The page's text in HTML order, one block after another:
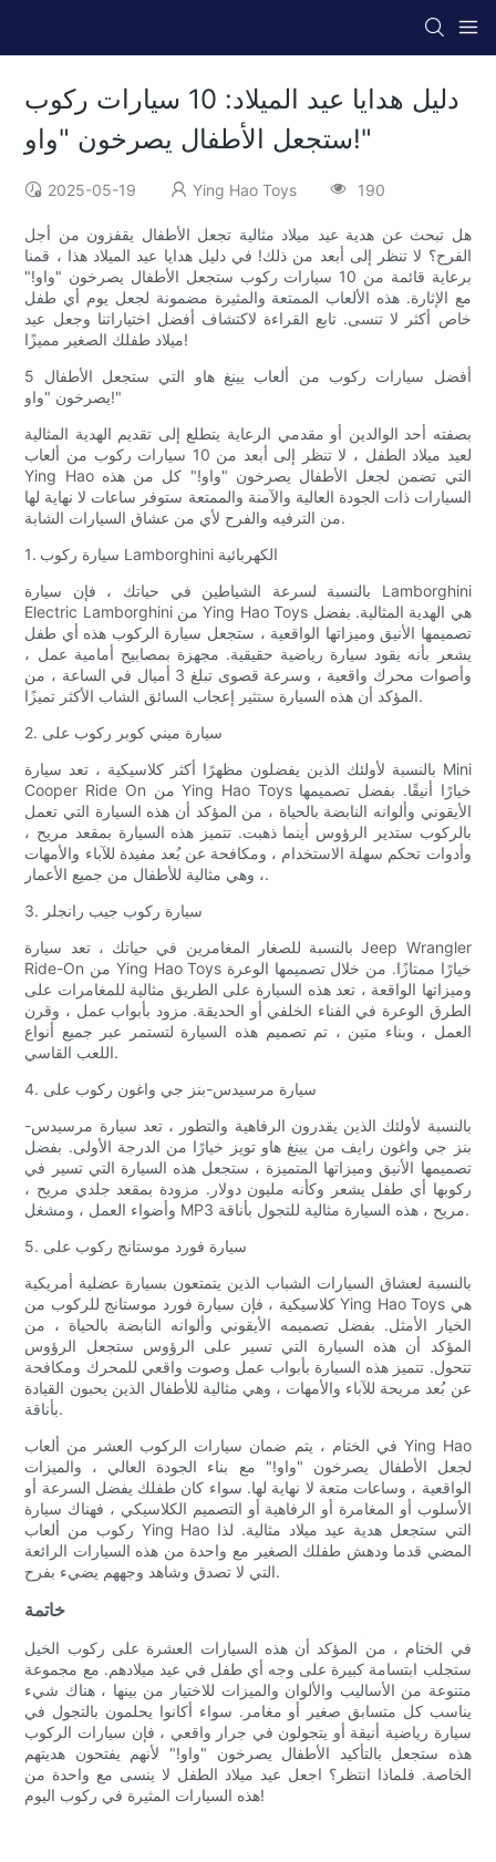
دليل هدايا عيد الميلاد: 10 سيارات ركوب
ستجعل الأطفال يصرخون "واو!"
2025-05-19 Ying Hao Toys 190
هل تبحث عن هدية عيد ميلاد مثالية تجعل الأطفال يقفزون من أجل
الفرح؟ لا تنظر إلى أبعد من ذلك! في دليل هدايا عيد الميلاد هذا ، قمنا
برعاية قائمة من 10 سيارات ركوب ستجعل الأطفال يصرخون "واو!"
مع الإثارة. هذه الألعاب الممتعة والمثيرة مضمونة لجعل يوم أي طفل
خاص أكثر لا تنسى. تابع القراءة لاكتشاف أفضل اختياراتنا وجعل عيد
ميلاد طفلك الصغير مميزًا!
5 أفضل سيارات ركوب من ألعاب يينغ هاو التي ستجعل الأطفال
يصرخون "واو!"
بصفته أحد الوالدين أو مقدمي الرعاية يتطلع إلى تقديم الهدية المثالية
لعيد ميلاد الطفل ، لا تنظر إلى أبعد من 10 سيارات ركوب من ألعاب
Ying Hao التي تضمن لجعل الأطفال يصرخون "واو!" كل من هذه
السيارات ذات الجودة العالية والآمنة والممتعة ستوفر ساعات لا نهاية لها
من الترفيه والفرح لأي من عشاق السيارات الشابة.
1. سيارة ركوب Lamborghini الكهربائية
بالنسبة لسرعة الشياطين في حياتك ، فإن سيارة Lamborghini
Electric Lamborghini من Ying Hao Toys هي الهدية المثالية. بفضل
تصميمها الأنيق وميزاتها الواقعية ، ستجعل سيارة الركوب هذه أي طفل
يشعر بأنه يقود سيارة رياضية حقيقية. مجهزة بمصابيح أمامية عمل ،
وأصوات محرك واقعية ، وسرعة قصوى تبلغ 3 أميال في الساعة ، من
المؤكد أن هذه السيارة ستثير إعجاب السائق الشاب الأكثر تميزًا.
2. سيارة ميني كوبر ركوب على
بالنسبة لأولئك الذين يفضلون مظهرًا أكثر كلاسيكية ، تعد سيارة Mini
Cooper Ride On من Ying Hao Toys خيارًا أنيقًا. بفضل تصميمها
الأيقوني وألوانه النابضة بالحياة ، من المؤكد أن هذه السيارة التي تعمل
بالركوب ستدير الرؤوس أينما ذهبت. تتميز هذه السيارة بمقعد مريح ،
وأدوات تحكم سهلة الاستخدام ، ومكافحة عن بُعد مفيدة للآباء والأمهات
، وهي مثالية للأطفال من جميع الأعمار.
3. سيارة ركوب جيب رانجلر
بالنسبة للصغار المغامرين في حياتك ، تعد سيارة Jeep Wrangler
Ride-On من Ying Hao Toys خيارًا ممتازًا. من خلال تصميمها الوعرة
وميزاتها الواقعة ، تعد هذه السيارة على الطريق مثالية للمغامرات على
الطرق الوعرة في الفناء الخلفي أو الحديقة. مزود بأبواب عمل ، وقرن
العمل ، وبناء متين ، تم تصميم هذه السيارة لتستمر عبر جميع أنواع
اللعب القاسي.
4. سيارة مرسيدس-بنز جي واغون ركوب على
بالنسبة لأولئك الذين يقدرون الرفاهية والتطور ، تعد سيارة مرسيدس-
بنز جي واغون رايف من يينغ هاو تويز خيارًا من الدرجة الأولى. بفضل
تصميمها الأنيق وميزاتها المتميزة ، ستجعل هذه السيارة التي تسير في
ركوبها أي طفل يشعر وكأنه مليون دولار. مزودة بمقعد جلدي مريح ،
وأضواء العمل ، ومشغل MP3 مريح ، هذه السيارة مثالية للتجول بأناقة.
5. سيارة فورد موستانج ركوب على
بالنسبة لعشاق السيارات الشباب الذين يتمتعون بسيارة عضلية أمريكية
كلاسيكية ، فإن سيارة فورد موستانج للركوب من Ying Hao Toys هي
الخيار الأمثل. بفضل تصميمه الأيقوني وألوانه النابضة بالحياة ، من
المؤكد أن هذه السيارة التي تسير على الرؤوس ستجعل الرؤوس
تتحول. تتميز هذه السيارة بأبواب عمل وصوت واقعي للمحرك ومكافحة
عن بُعد مريحة للآباء والأمهات ، وهي مثالية للأطفال الذين يحبون القيادة
بأناقة.
في الختام ، يتم ضمان سيارات الركوب العشر من ألعاب Ying Hao
لجعل الأطفال يصرخون "واو!" مع بناء الجودة العالي ، والميزات
الواقعية ، وساعات متعة لا نهاية لها. سواء كان طفلك يفضل السرعة أو
الأسلوب أو المغامرة أو الرفاهية أو التصميم الكلاسيكي ، فهناك سيارة
ركوب من ألعاب Ying Hao التي ستجعل هدية عيد ميلاد مثالية. لذا
المضي قدما ودهش طفلك الصغير مع واحدة من هذه السيارات الرائعة
التي لا تصدق وشاهد وجههم يضيء بفرح.
خاتمة
في الختام ، من المؤكد أن هذه السيارات العشرة على ركوب الخيل
ستجلب ابتسامة كبيرة على وجه أي طفل في عيد ميلادهم. مع مجموعة
متنوعة من الأساليب والألوان والميزات للاختيار من بينها ، هناك شيء
يناسب كل متسابق صغير أو مغامر. سواء أكانوا يحلمون بالتجول في
سيارة رياضية أنيقة أو يتجولون في جرار واقعي ، فإن سيارات الركوب
هذه ستجعل بالتأكيد الأطفال يصرخون "واو!" لأنهم يفتحون هديتهم
الخاصة. فلماذا انتظر؟ اجعل عيد ميلاد الطفل لا ينسى مع واحدة من
هذه السيارات المثيرة في ركوب اليوم!